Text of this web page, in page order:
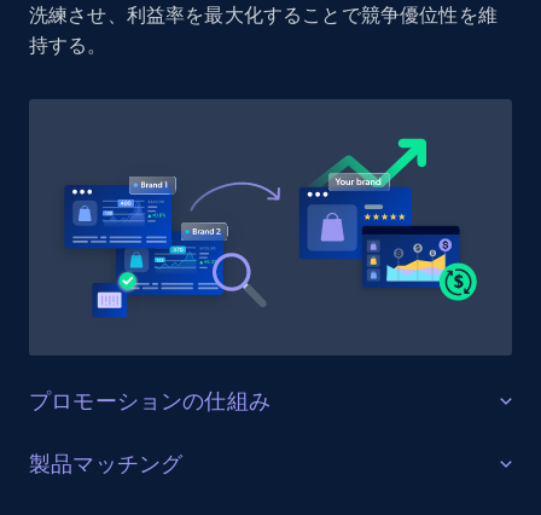
Etsy - Collect data on products using
specified keywords
URL, Product id, Listing inventory id, Title, Rating,
Reviews count shop, Reviews count item, Initial
price, and more.
Etsy - Collects data from shop's URL
洗練させ、利益率を最大化することで競争優位性を維
持する。
プロモーションの仕組み
販売を最適化する
製品マッチング